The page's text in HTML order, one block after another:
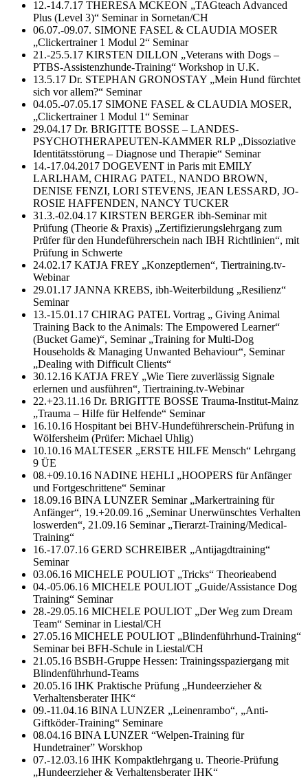
12.-14.7.17 THERESA MCKEON „TAGteach Advanced
Plus (Level 3)“ Seminar in Sornetan/CH
06.07.-09.07. SIMONE FASEL & CLAUDIA MOSER
„Clickertrainer 1 Modul 2“ Seminar
21.-25.5.17 KIRSTEN DILLON „Veterans with Dogs –
PTBS-Assistenzhunde-Training“ Workshop in U.K.
13.5.17 Dr. STEPHAN GRONOSTAY „Mein Hund fürchtet
sich vor allem?“ Seminar
04.05.-07.05.17 SIMONE FASEL & CLAUDIA MOSER,
„Clickertrainer 1 Modul 1“ Seminar
29.04.17 Dr. BRIGITTE BOSSE – LANDES-
PSYCHOTHERAPEUTEN-KAMMER RLP „Dissoziative
Identitätsstörung – Diagnose und Therapie“ Seminar
14.-17.04.2017 DOGEVENT in Paris mit EMILY
LARLHAM, CHIRAG PATEL, NANDO BROWN,
DENISE FENZI, LORI STEVENS, JEAN LESSARD, JO-
ROSIE HAFFENDEN, NANCY TUCKER
31.3.-02.04.17 KIRSTEN BERGER ibh-Seminar mit
Prüfung (Theorie & Praxis) „Zertifizierungslehrgang zum
Prüfer für den Hundeführerschein nach IBH Richtlinien“, mit
Prüfung in Schwerte
24.02.17 KATJA FREY „Konzeptlernen“, Tiertraining.tv-
Webinar
29.01.17 JANNA KREBS, ibh-Weiterbildung „Resilienz“
Seminar
13.-15.01.17 CHIRAG PATEL Vortrag „ Giving Animal
Training Back to the Animals: The Empowered Learner“
(Bucket Game)“, Seminar „Training for Multi-Dog
Households & Managing Unwanted Behaviour“, Seminar
„Dealing with Difficult Clients“
30.12.16 KATJA FREY „Wie Tiere zuverlässig Signale
erlernen und ausführen“, Tiertraining.tv-Webinar
22.+23.11.16 Dr. BRIGITTE BOSSE Trauma-Institut-Mainz
„Trauma – Hilfe für Helfende“ Seminar
16.10.16 Hospitant bei BHV-Hundeführerschein-Prüfung in
Wölfersheim (Prüfer: Michael Uhlig)
10.10.16 MALTESER „ERSTE HILFE Mensch“ Lehrgang
9 ÜE
08.+09.10.16 NADINE HEHLI „HOOPERS für Anfänger
und Fortgeschrittene“ Seminar
18.09.16 BINA LUNZER Seminar „Markertraining für
Anfänger“, 19.+20.09.16 „Seminar Unerwünschtes Verhalten
loswerden“, 21.09.16 Seminar „Tierarzt-Training/Medical-
Training“
16.-17.07.16 GERD SCHREIBER „Antijagdtraining“
Seminar
03.06.16 MICHELE POULIOT „Tricks“ Theorieabend
04.-05.06.16 MICHELE POULIOT „Guide/Assistance Dog
Training“ Seminar
28.-29.05.16 MICHELE POULIOT „Der Weg zum Dream
Team“ Seminar in Liestal/CH
27.05.16 MICHELE POULIOT „Blindenführhund-Training“
Seminar bei BFH-Schule in Liestal/CH
21.05.16 BSBH-Gruppe Hessen: Trainingsspaziergang mit
Blindenführhund-Teams
20.05.16 IHK Praktische Prüfung „Hundeerzieher &
Verhaltensberater IHK“
09.-11.04.16 BINA LUNZER „Leinenrambo“, „Anti-
Giftköder-Training“ Seminare
08.04.16 BINA LUNZER “Welpen-Training für
Hundetrainer” Worskhop
07.-12.03.16 IHK Kompaktlehrgang u. Theorie-Prüfung
„Hundeerzieher & Verhaltensberater IHK“